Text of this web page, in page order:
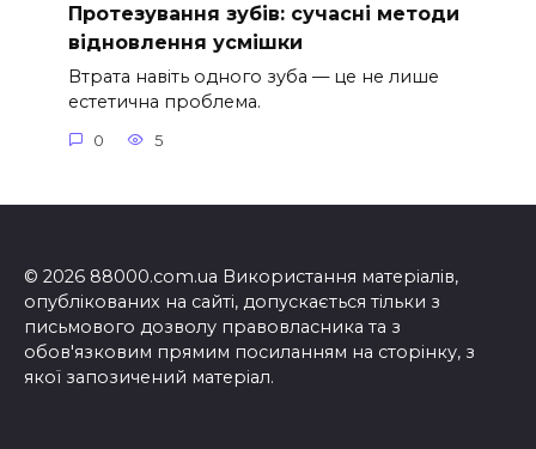
Протезування зубів: сучасні методи
відновлення усмішки
Втрата навіть одного зуба — це не лише
естетична проблема.
0 5
© 2026 88000.com.ua Використання матеріалів,
опублікованих на сайті, допускається тільки з
письмового дозволу правовласника та з
обов'язковим прямим посиланням на сторінку, з
якої запозичений матеріал.